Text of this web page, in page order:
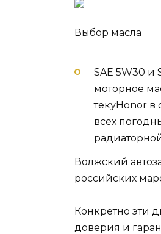
Выбор масла
SAE 5W30 и
моторное
текуHonor в
всех
Волжский
российских
Конкретно эти
доверия и